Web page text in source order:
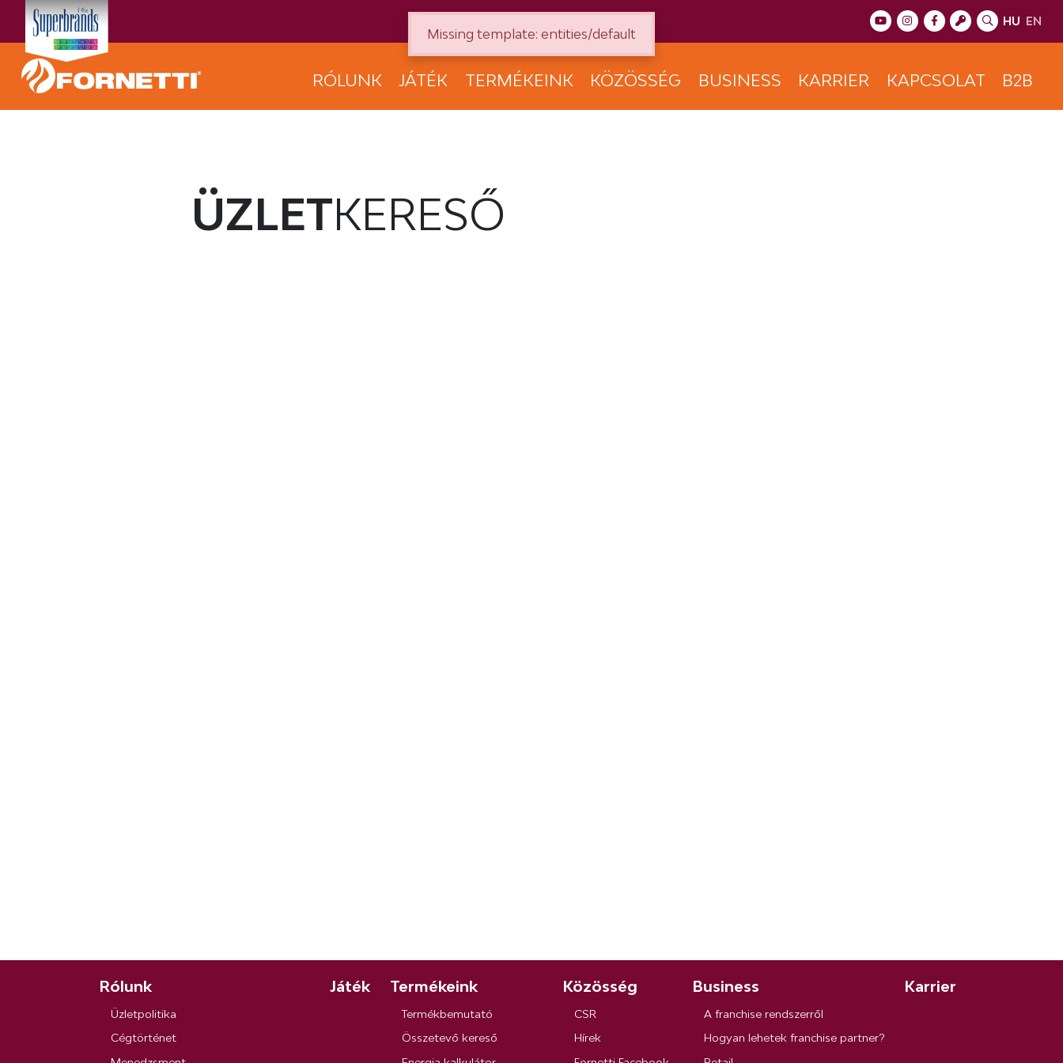
HU EN
RÓLUNK JÁTÉK TERMÉKEINK KÖZÖSSÉG BUSINESS KARRIER KAPCSOLAT B2B
ÜZLETKERESŐ
Rólunk
Üzletpolitika
Cégtörténet
Játék Termékeink
Termékbemutató
Összetevő kereső
Közösség
CSR
Hírek
Business
A franchise rendszerről
Hogyan lehetek franchise partner?
Karrier
Missing template: entities/default